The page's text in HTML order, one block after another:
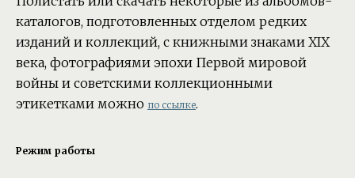
каталогов, подготовленных отделом редких
изданий и коллекций, с книжными знаками XIX
века, фотографиями эпохи Первой мировой
войны и советскими коллекционными
этикетками можно по ссылке.
Режим работы